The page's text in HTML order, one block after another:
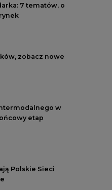
7 tematów, o
zobacz nowe
w
etap
Polskie Sieci